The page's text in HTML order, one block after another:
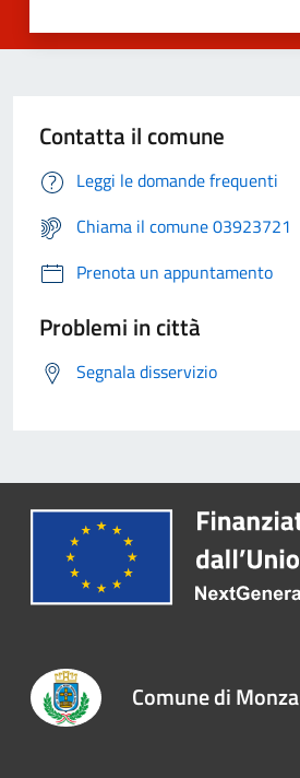
Contatta il comune
Leggi le domande frequenti
Chiama il comune 03923721
Prenota un appuntamento
Problemi in città
Segnala disservizio
Comune di Monza